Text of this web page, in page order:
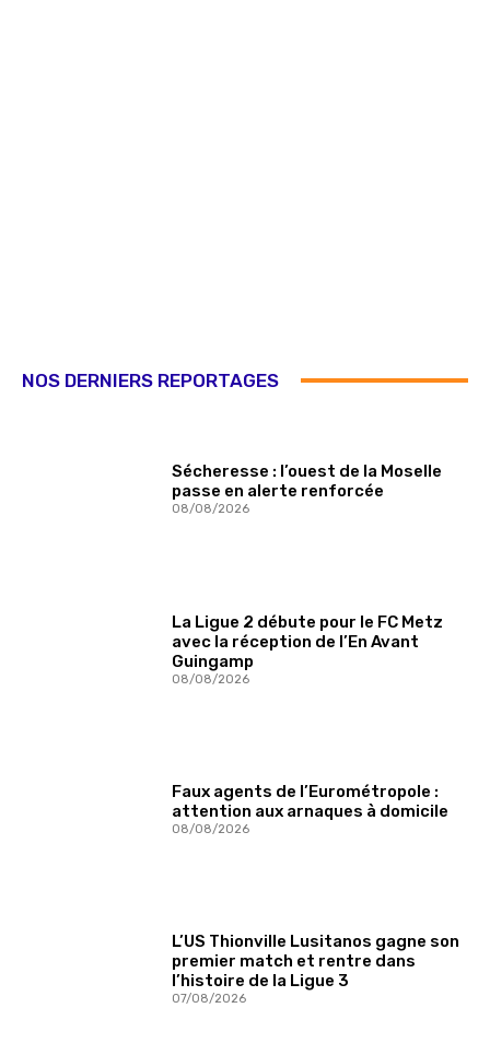
NOS DERNIERS REPORTAGES
Sécheresse : l’ouest de la Moselle
passe en alerte renforcée
08/08/2026
La Ligue 2 débute pour le FC Metz
avec la réception de l’En Avant
Guingamp
08/08/2026
Faux agents de l’Eurométropole :
attention aux arnaques à domicile
08/08/2026
L’US Thionville Lusitanos gagne son
premier match et rentre dans
l’histoire de la Ligue 3
07/08/2026